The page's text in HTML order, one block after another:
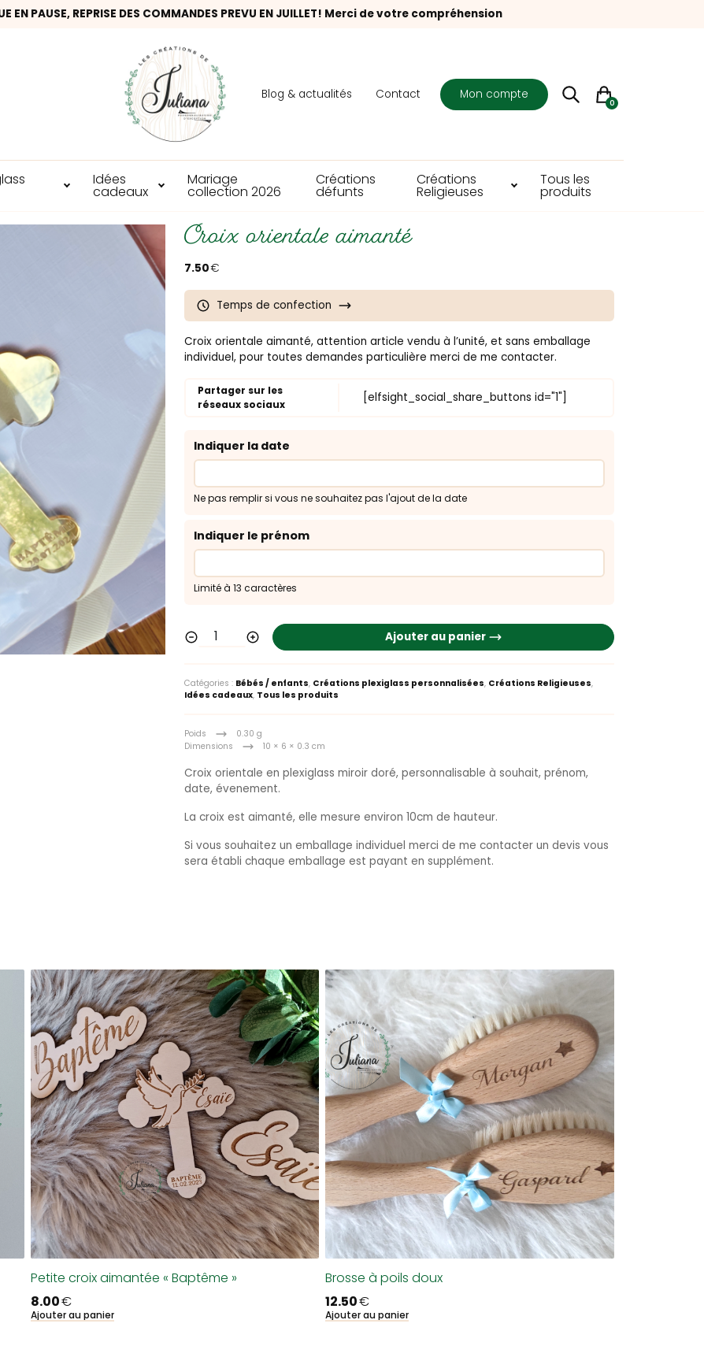
EN PAUSE, REPRISE DES COMMANDES PREVU EN JUILLET! Merci de votre compréhension
Blog & actualités Contact Mon compte
0
Idées
cadeaux
Mariage
collection 2026
Créations
défunts
Créations
Religieuses
Tous les
produits
Croix orientale aimanté
7.50€
Temps de confection
Croix orientale aimanté, attention article vendu à l’unité, et sans emballage
individuel, pour toutes demandes particulière merci de me contacter.
Partager sur les
réseaux sociaux
[elfsight_social_share_buttons id="1"]
Indiquer la date
Ne pas remplir si vous ne souhaitez pas l'ajout de la date
Indiquer le prénom
Limité à 13 caractères
Ajouter au panier
Catégories : Bébés / enfants, Créations plexiglass personnalisées, Créations Religieuses,
Idées cadeaux, Tous les produits
Poids
0.30 g
Dimensions
10 × 6 × 0.3 cm
Croix orientale en plexiglass miroir doré, personnalisable à souhait, prénom,
date, évenement.
La croix est aimanté, elle mesure environ 10cm de hauteur.
Si vous souhaitez un emballage individuel merci de me contacter un devis vous
sera établi chaque emballage est payant en supplément.
Petite croix aimantée « Baptême »
8.00€
Ajouter au panier
Brosse à poils doux
12.50€
Ajouter au panier